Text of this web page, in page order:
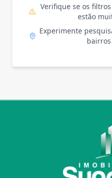
Verifique se os
estão
Experimente